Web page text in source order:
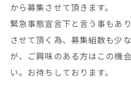
から募集させて頂きます。
緊急事態宣言下と言う事もあ
させて頂く為、募集組数も少
が、ご興味のある方はこの機
い。お待ちしております。